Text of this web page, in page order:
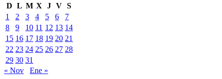
D L M X J V S
1
2 3 4 5 6
7
8
9 10 11 12 13 14
15 16 17 18 19 20 21
22 23 24 25 26 27 28
29 30 31
« Nov
Ene »